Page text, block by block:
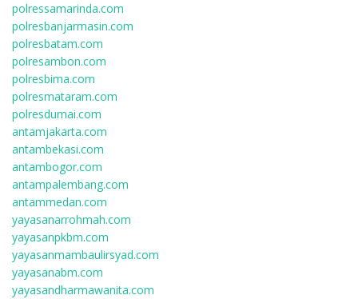
polressamarinda.com
polresbanjarmasin.com
polresbatam.com
polresambon.com
polresbima.com
polresmataram.com
polresdumai.com
antamjakarta.com
antambekasi.com
antambogor.com
antampalembang.com
antammedan.com
yayasanarrohmah.com
yayasanpkbm.com
yayasanmambaulirsyad.com
yayasanabm.com
yayasandharmawanita.com